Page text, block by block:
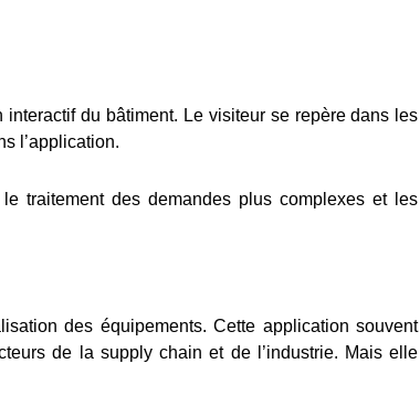
du bâtiment. Le visiteur se repère dans les
l’application.
traitement des demandes plus complexes et les
des équipements. Cette application souvent
de la supply chain et de l’industrie. Mais elle